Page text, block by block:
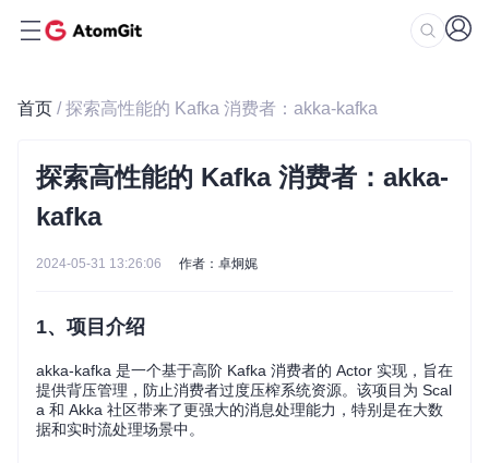
首页 / 探索高性能的 Kafka 消费者：akka-kafka
探索高性能的 Kafka 消费者：akka-
kafka
2024-05-31 13:26:06 作者：卓炯娓
1、项目介绍
akka-kafka 是一个基于高阶 Kafka 消费者的 Actor 实现，旨在
提供背压管理，防止消费者过度压榨系统资源。该项目为 Scal
a 和 Akka 社区带来了更强大的消息处理能力，特别是在大数
据和实时流处理场景中。